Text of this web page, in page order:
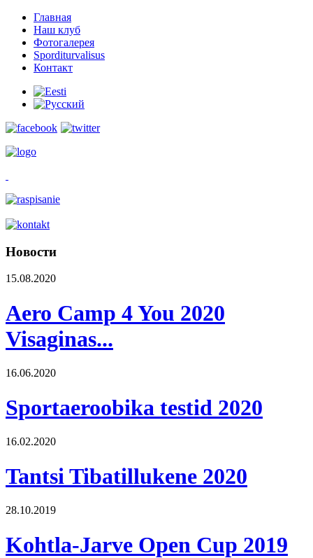
Главная
Наш клуб
Фотогалерея
Sporditurvalisus
Контакт
Новости
15.08.2020
Aero Camp 4 You 2020
Visaginas...
16.06.2020
Sportaeroobika testid 2020
16.02.2020
Tantsi Tibatillukene 2020
28.10.2019
Kohtla-Jarve Open Cup 2019